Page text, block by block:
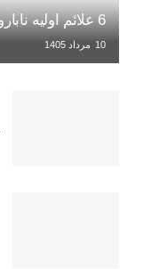
6 علائم اولیه ناباروری که نباید نادیده بگیرید
10 مرداد 1405